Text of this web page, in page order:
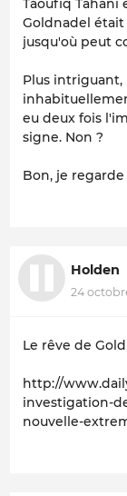
Goldnadel
jusqu'où peut
Plus
eu deux fois
signe. Non ?
Bon, je
Holden
24
Le rêve de
http://
investigation-
nouvelle-